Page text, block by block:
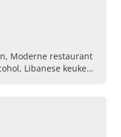
Moderne restaurant
Libanese keuken,